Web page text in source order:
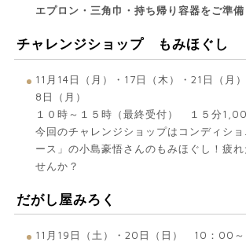
エプロン・三角巾・持ち帰り容器をご準備
チャレンジショップ もみほぐし
11月14日（月）・17日（木）・21日（月
8日（月）
１０時～１５時（最終受付） １５分
今回のチャレンジショップはコンディシ
ース」の小島豪悟さんのもみほぐし！疲
せんか？
だがし屋みろく
11月19日（土）・20日（日） 10：00